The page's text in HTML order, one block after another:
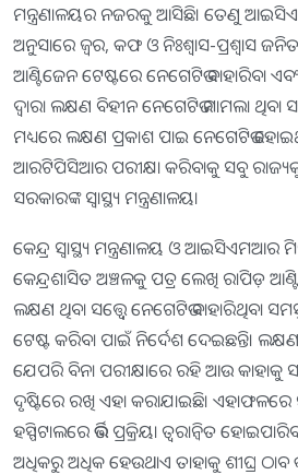
ମନ୍ତ୍ରଣାଳୟର ନଜରକୁ ଆସିଛି। ତେଣୁ
ଅନୁସାରେ ଜ୍ବର, କଫ ଓ ନିଃଶ୍ବାସ-ପ୍ରଶ୍ବାସ
ଆଣ୍ଟିଜେନ ଟେଷ୍ଟରେ ନେଗେଟିଭ ବାହାରିବା
ଦ୍ବାରା ଲକ୍ଷଣ ବିହୀନ ନେଗେଟିଭ ମାମଲା
ମଧ୍ୟରେ ଲକ୍ଷଣ ପ୍ରକାଶ ପାଇ ନେଗେଟିଭ
ଆରଟିପିସିଆର ପରୀକ୍ଷା କରିବାକୁ ସବୁ ରାଜ୍ୟକୁ
ସରକାରଙ୍କ ସ୍ବାସ୍ଥ୍ୟ ମନ୍ତ୍ରଣାଳୟ।
କେନ୍ଦ୍ର ସ୍ୱାସ୍ଥ୍ୟ ମନ୍ତ୍ରଣାଳୟ ଓ ଆଇସିଏମଆର
କେନ୍ଦ୍ରଶାସିତ ଅଞ୍ଚଳକୁ ପତ୍ର ଲେଖି ରାପିଡ଼
ଲକ୍ଷଣ ଥିବା ସତ୍ତ୍ୱେ ନେଗେଟିଭ ବାହାରିଥିବା
ଟେଷ୍ଟ କରିବା ପାଇଁ ନିର୍ଦେଶ ଦେଇଛନ୍ତି।
ଯେପରି ବିନା ପରୀକ୍ଷାରେ ରହି ଆଉ କାହାକୁ
ଦୃଷ୍ଟିରେ ରଖି ଏହା କରାଯାଇଛି। ଏହାଫଳରେ
ହସ୍ପିଟାଲରେ ଭର୍ତ୍ତି ପ୍ରକ୍ରିୟା ତ୍ୱରାନ୍ୱିତ
ଅଧିକରୁ ଅଧିକ ହେଉଥାଏ ତାହାକୁ ଶୀଘ୍ର ଠାବ